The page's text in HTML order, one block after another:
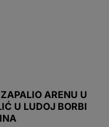
ARENU U
U LUDOJ BORBI